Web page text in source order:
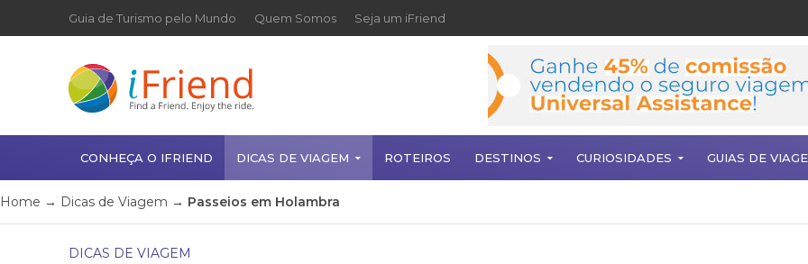
Guia de Turismo pelo Mundo Quem Somos Seja um iFriend
CONHEÇA O IFRIEND DICAS DE VIAGEM ROTEIROS DESTINOS CURIOSIDADES GUIAS DE
Home → Dicas de Viagem → Passeios em Holambra
DICAS DE VIAGEM